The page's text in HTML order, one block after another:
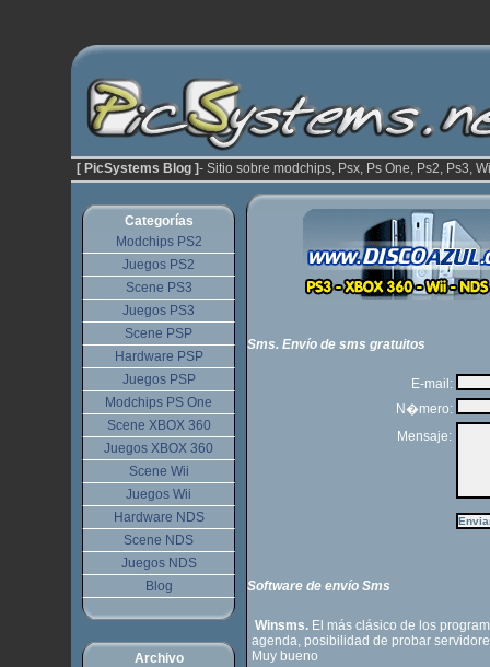
[ PicSystems Blog ]- Sitio sobre modchips, Psx, Ps One, Ps2, Ps3,
Categorías
Modchips PS2
Juegos PS2
Scene PS3
Juegos PS3
Scene PSP
Hardware PSP
Juegos PSP
Modchips PS One
Scene XBOX 360
Juegos XBOX 360
Scene Wii
Juegos Wii
Hardware NDS
Scene NDS
Juegos NDS
Blog
Archivo
Sms. Envío de sms gratuitos
E-mail:
N�mero:
Mensaje:
Software de envío Sms
Winsms. El más clásico de los
agenda, posibilidad de probar
Muy bueno